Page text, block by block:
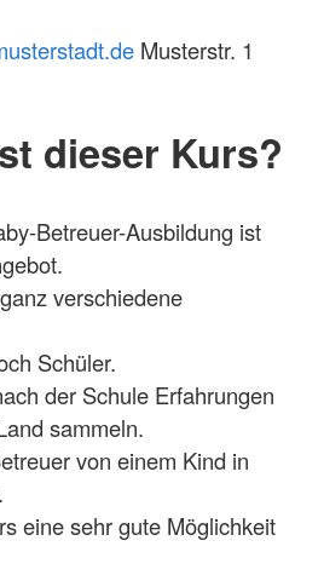
Musterstr. 1
dieser Kurs?
Betreuer-Ausbildung ist
verschiedene
Schüler.
der Schule Erfahrungen
sammeln.
von einem Kind in
eine sehr gute Möglichkeit